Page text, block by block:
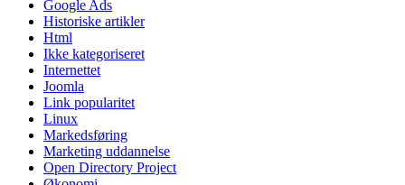
Google Ads
Historiske artikler
Html
Ikke kategoriseret
Internettet
Joomla
Link popularitet
Linux
Markedsføring
Marketing uddannelse
Open Directory Project